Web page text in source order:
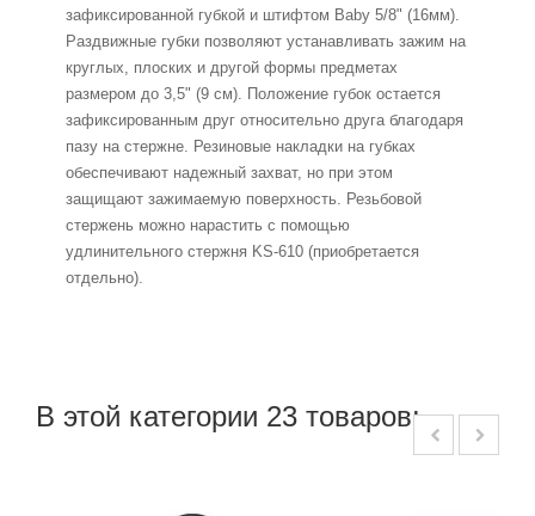
зафиксированной губкой и штифтом Baby 5/8" (16мм).
Раздвижные губки позволяют устанавливать зажим на
круглых, плоских и другой формы предметах
размером до 3,5" (9 см). Положение губок остается
зафиксированным друг относительно друга благодаря
пазу на стержне. Резиновые накладки на губках
обеспечивают надежный захват, но при этом
защищают зажимаемую поверхность. Резьбовой
стержень можно нарастить с помощью
удлинительного стержня KS-610 (приобретается
отдельно).
В этой категории 23 товаров: